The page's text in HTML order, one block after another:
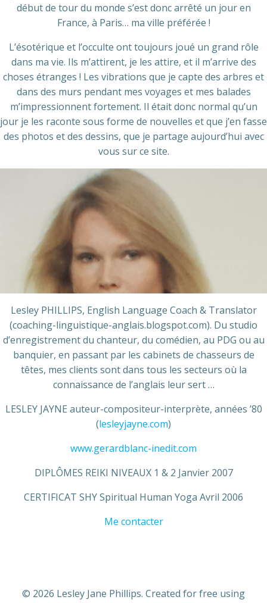
début de tour du monde s’est donc arrêté un jour en
France, à Paris… ma ville préférée !
L’ésotérique et l’occulte ont toujours joué un grand rôle
dans ma vie. Ils m’attirent, je les attire, et il m’arrive des
choses étranges ! Les vibrations que je capte des arbres et
dans des murs pendant mes voyages et mes balades
m’impressionnent fortement. Il était donc normal qu’un
jour je les raconte sous forme de nouvelles et que j’en fasse
des photos et des dessins, que je partage aujourd’hui avec
vous sur ce site.
Lesley PHILLIPS, English Language Coach & Translator
(coaching-linguistique-anglais.blogspot.com). Du studio
d’enregistrement du chanteur, du comédien, au PDG ou au
banquier, en passant par les cabinets de chasseurs de
têtes, mes clients sont dans tous les secteurs où la
connaissance de l’anglais leur sert …
LESLEY JAYNE auteur-compositeur-interprète, années ’80
(lesleyjayne.com)
www.gerardblanc-inedit.com
DIPLÔMES REIKI NIVEAUX 1 & 2 Janvier 2007
CERTIFICAT SHY Spiritual Human Yoga Avril 2006
Me contacter
© 2026 Lesley Jane Phillips. Created for free using